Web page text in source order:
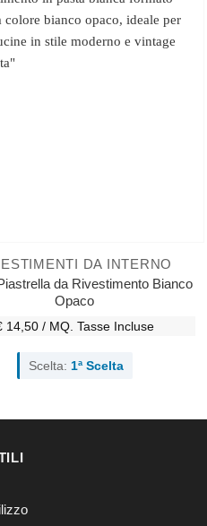
DA INTERNO
da Rivestimento Bianco
Opaco
14,50 / MQ. Tasse Incluse
Scelta: 1ª Scelta